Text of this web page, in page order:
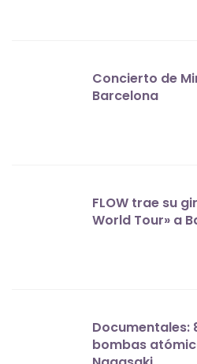
Concierto de
Barcelona
FLOW trae su
World Tour» a
Documentales:
bombas